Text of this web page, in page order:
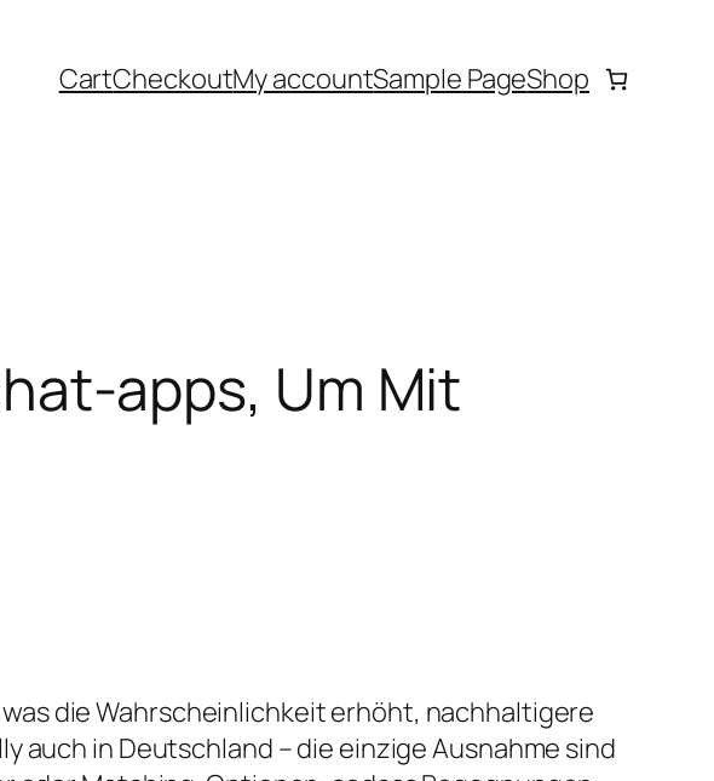
CartCheckoutMy accountSample PageShop
apps, Um Mit
die Wahrscheinlichkeit erhöht, nachhaltigere
auch in Deutschland – die einzige Ausnahme sind